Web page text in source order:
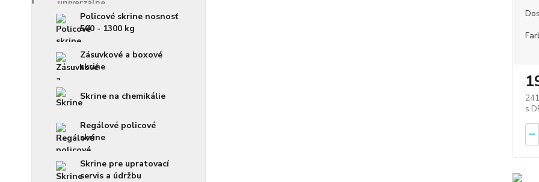
Policové skrine nosnosť
500 - 1300 kg
Zásuvkové a boxové
skrine
Skrine na chemikálie
Regálové policové
skrine
Skrine pre upratovací
servis a údržbu